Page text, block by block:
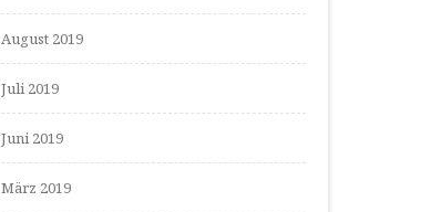
August 2019
Juli 2019
Juni 2019
März 2019